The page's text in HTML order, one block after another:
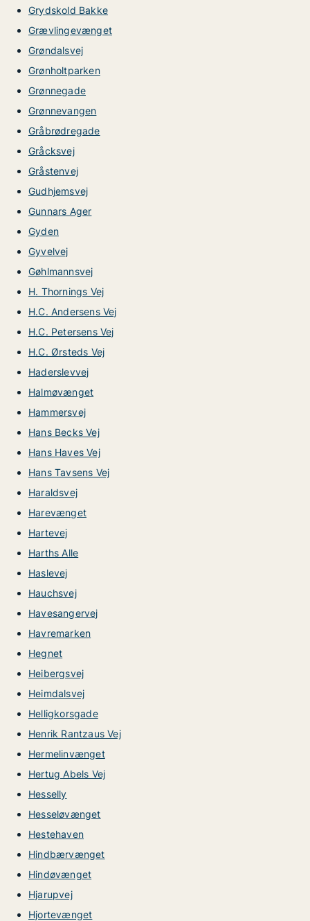
Grydskold Bakke
Grævlingevænget
Grøndalsvej
Grønholtparken
Grønnegade
Grønnevangen
Gråbrødregade
Gråcksvej
Gråstenvej
Gudhjemsvej
Gunnars Ager
Gyden
Gyvelvej
Gøhlmannsvej
H. Thornings Vej
H.C. Andersens Vej
H.C. Petersens Vej
H.C. Ørsteds Vej
Haderslevvej
Halmøvænget
Hammersvej
Hans Becks Vej
Hans Haves Vej
Hans Tavsens Vej
Haraldsvej
Harevænget
Hartevej
Harths Alle
Haslevej
Hauchsvej
Havesangervej
Havremarken
Hegnet
Heibergsvej
Heimdalsvej
Helligkorsgade
Henrik Rantzaus Vej
Hermelinvænget
Hertug Abels Vej
Hesselly
Hesseløvænget
Hestehaven
Hindbærvænget
Hindøvænget
Hjarupvej
Hjortevænget